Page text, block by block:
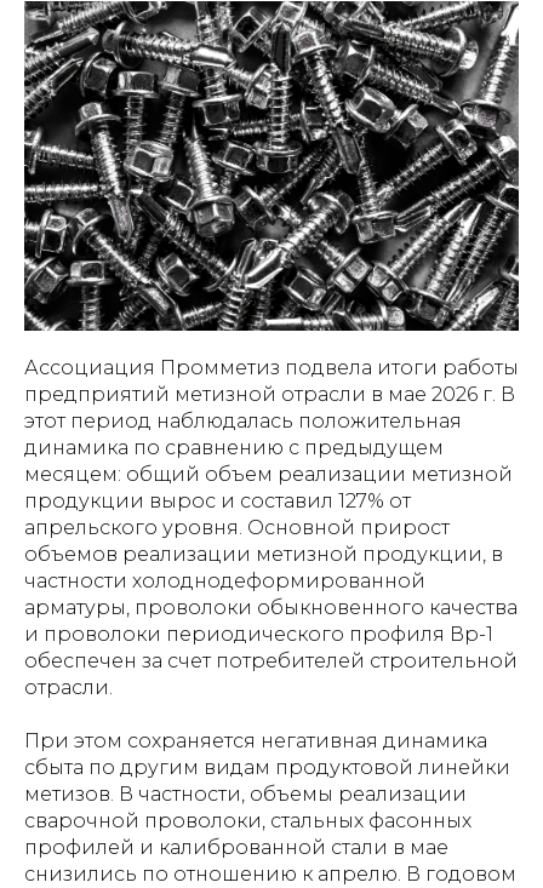
Ассоциация Промметиз подвела итоги работы
предприятий метизной отрасли в мае 2026 г. В
этот период наблюдалась положительная
динамика по сравнению с предыдущем
месяцем: общий объем реализации метизной
продукции вырос и составил 127% от
апрельского уровня. Основной прирост
объемов реализации метизной продукции, в
частности холоднодеформированной
арматуры, проволоки обыкновенного качества
и проволоки периодического профиля Вр-1
обеспечен за счет потребителей строительной
отрасли.
При этом сохраняется негативная динамика
сбыта по другим видам продуктовой линейки
метизов. В частности, объемы реализации
сварочной проволоки, стальных фасонных
профилей и калиброванной стали в мае
снизились по отношению к апрелю. В годовом